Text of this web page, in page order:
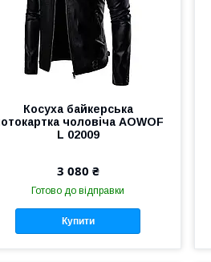
Косуха байкерська
чоловіча AOWOF
L 02009
3 080 ₴
Готово до відправки
Купити